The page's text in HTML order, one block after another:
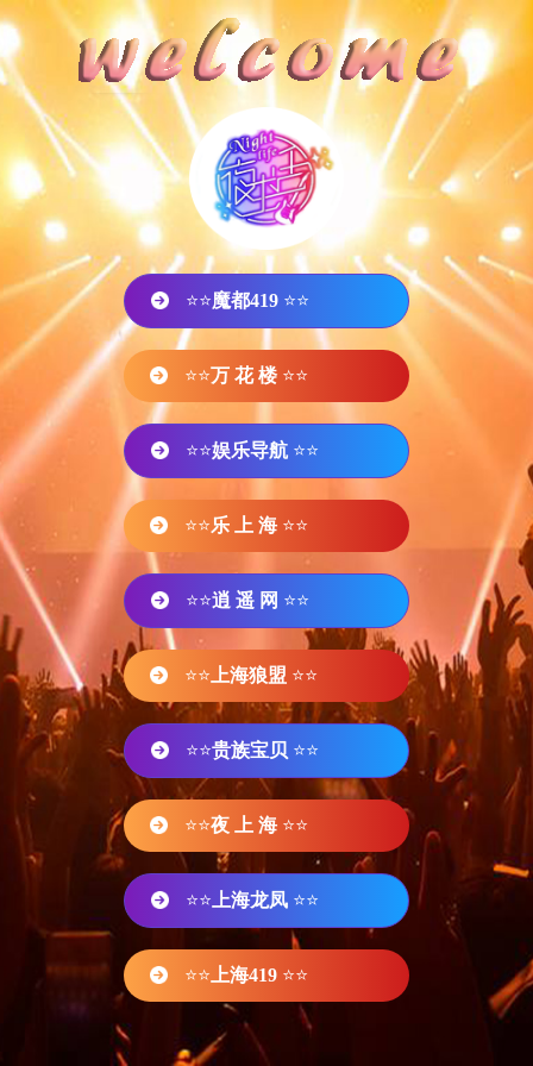
⭐⭐魔都419 ⭐⭐
⭐⭐万 花 楼 ⭐⭐
⭐⭐娱乐导航 ⭐⭐
⭐⭐乐 上 海 ⭐⭐
⭐⭐逍 遥 网 ⭐⭐
⭐⭐ 上海狼盟 ⭐⭐
⭐⭐贵族宝贝 ⭐⭐
⭐⭐夜 上 海 ⭐⭐
⭐⭐ 上海龙凤 ⭐⭐
⭐⭐ 上海419 ⭐⭐